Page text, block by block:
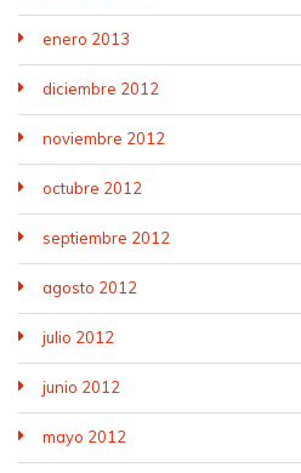
enero 2013
diciembre 2012
noviembre 2012
octubre 2012
septiembre 2012
agosto 2012
julio 2012
junio 2012
mayo 2012